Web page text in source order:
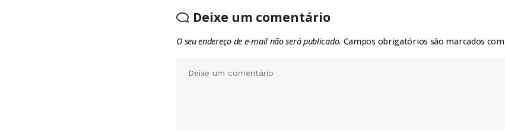
Deixe um comentário
O seu endereço de e-mail não será publicado. Campos obrigatórios são marcados com